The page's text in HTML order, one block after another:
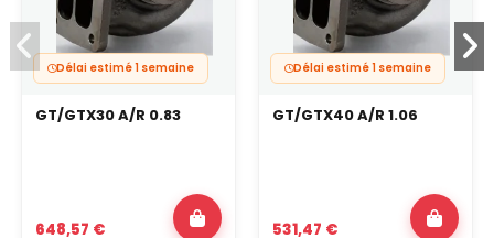
Délai estimé 1 semaine
GT/GTX30 A/R 0.83
648,57 €
Délai estimé 1 semaine
GT/GTX40 A/R 1.06
531,47 €